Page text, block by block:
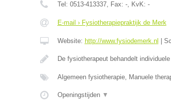
Tel: 0513-413337, Fax: -, KvK: -
E-mail › Fysiotherapiepraktijk de Merk
Website: http://www.fysiodemerk.nl
De fysiotherapeut behandelt
Algemeen fysiotherapie, Manuele
Openingstijden ▼